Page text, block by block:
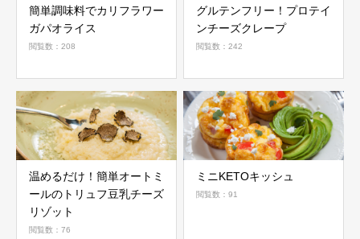
簡単調味料でカリフラワー
ガパオライス
閲覧数：208
グルテンフリー！プロテイ
ンチーズクレープ
閲覧数：242
温めるだけ！簡単オートミ
ールのトリュフ豆乳チーズ
リゾット
閲覧数：76
ミニKETOキッシュ
閲覧数：91